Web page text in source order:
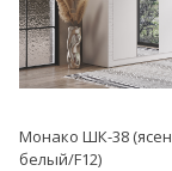
Монако ШК-38
белый/F12)